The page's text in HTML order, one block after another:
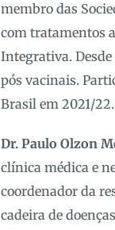
membro das
com tratamentos
Integrativa.
pós vacinais.
Brasil em 2021/22.
Dr. Paulo Olzon
clínica médica e
coordenador da
cadeira de